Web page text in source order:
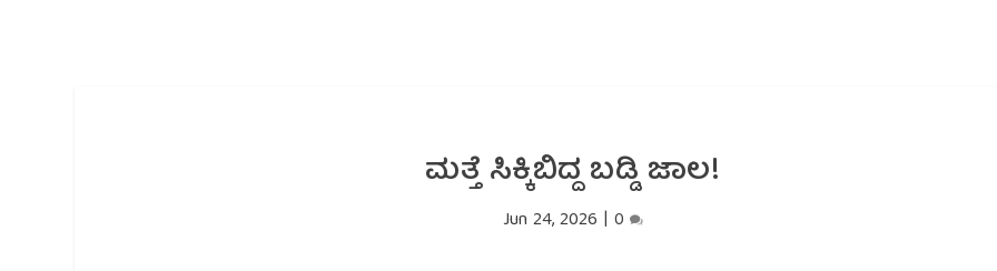
ಮತ್ತೆ ಸಿಕ್ಕಿಬಿದ್ದ ಬಡ್ಡಿ ಜಾಲ!
Jun 24, 2026 | 0